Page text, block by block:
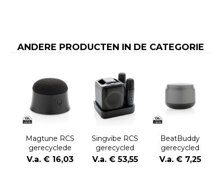
ANDERE PRODUCTEN IN DE CATEGORIE
Magtune RCS
gerecyclede
plastic
magnetische
V.a. € 16,03
Singvibe RCS
gerecycled
plastic
karaokeset met
V.a. € 53,55
BeatBuddy
gerecycled
plastic 3W-
luidspreker
V.a. € 7,25